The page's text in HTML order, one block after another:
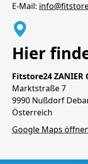
E-Mail:
Hier
Fitstore24 ZANIER
Marktstraße 7
9990 Nußdorf
Österreich
Google Maps